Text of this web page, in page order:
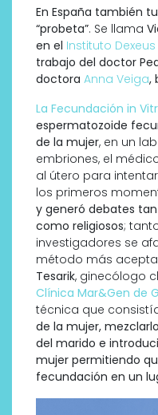
En España también
“probeta”. Se llama
en el Instituto
trabajo del doctor
doctora Anna Veiga,
La Fecundación in
espermatozoide
de la mujer, en un
embriones, el
al útero para
los primeros
y generó debates
como religiosos;
investigadores se
método más
Tesarik, ginecólogo
Clínica Mar&Gen de
técnica que
de la mujer,
del marido e
mujer permitiendo
fecundación en un